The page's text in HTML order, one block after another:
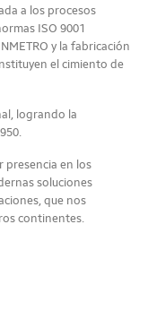
a los procesos
ISO 9001
y la fabricación
el cimiento de
logrando la
presencia en los
soluciones
que nos
continentes.